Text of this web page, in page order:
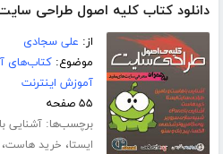
دانلود کتاب کلیه اصول طراحی
از: علی سجادی
موضوع:کتاب‌های
آموزش اینترنت
۵۵ صفحه
برچسب‌ها:آشنایی
ایستا، خرید هاست